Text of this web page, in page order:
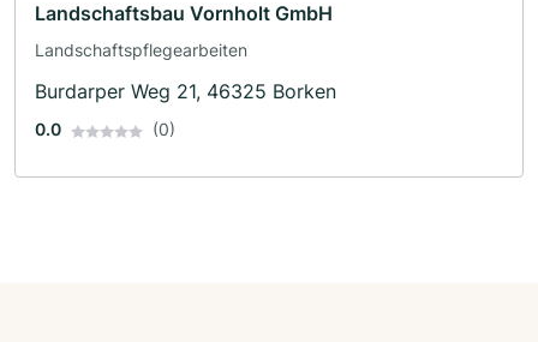
Landschaftsbau Vornholt GmbH
Landschaftspflegearbeiten
Burdarper Weg 21, 46325 Borken
0.0 (0)